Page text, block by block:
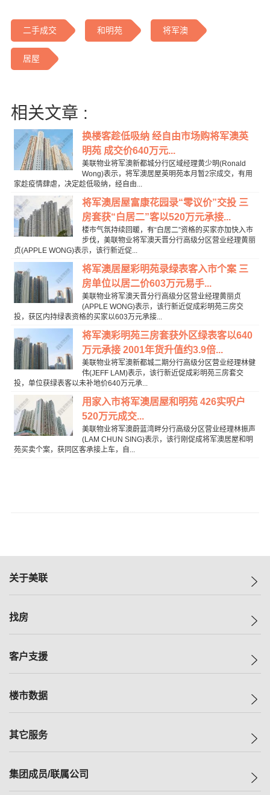
二手成交 和明苑 将军澳
居屋
相关文章 :
换楼客趁低吸纳 经自由市场购将军澳英
明苑 成交价640万元...
美联物业将军澳新都城分行区域经理黄少明(Ronald
Wong)表示，将军澳居屋英明苑本月暂2宗成交，有用
家趁疫情肆虐，决定趁低吸纳，经自由...
将军澳居屋富康花园录“零议价”交投 三
房套获“白居二”客以520万元承接...
楼市气氛持续回暖，有“白居二”资格的买家亦加快入市
步伐，美联物业将军澳天晋分行高级分区营业经理黄丽
贞(APPLE WONG)表示，该行新近促...
将军澳居屋彩明苑录绿表客入市个案 三
房单位以居二价603万元易手...
美联物业将军澳天晋分行高级分区营业经理黄丽贞
(APPLE WONG)表示，该行新近促成彩明苑三房交
投，获区内持绿表资格的买家以603万元承接...
将军澳彩明苑三房套获外区绿表客以640
万元承接 2001年货升值约3.9倍...
美联物业将军澳新都城二期分行高级分区营业经理林健
伟(JEFF LAM)表示，该行新近促成彩明苑三房套交
投，单位获绿表客以未补地价640万元承...
用家入市将军澳居屋和明苑 426实呎户
520万元成交...
美联物业将军澳蔚蓝湾畔分行高级分区营业经理林振声
(LAM CHUN SING)表示，该行刚促成将军澳居屋和明
苑买卖个案，获同区客承接上车，自...
关于美联
美联集团
人才招募
找房
一手新房
减价
美联豪宅
独家楼盘
租房
客户支援
自助放盘
查询热线
按揭计算机
楼市数据
指数
历史成交
其它服务
小区专页
集团成员/联属公司